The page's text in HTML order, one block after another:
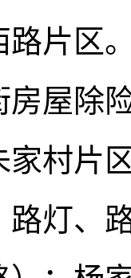
路片区
房屋除
家村片
路灯、